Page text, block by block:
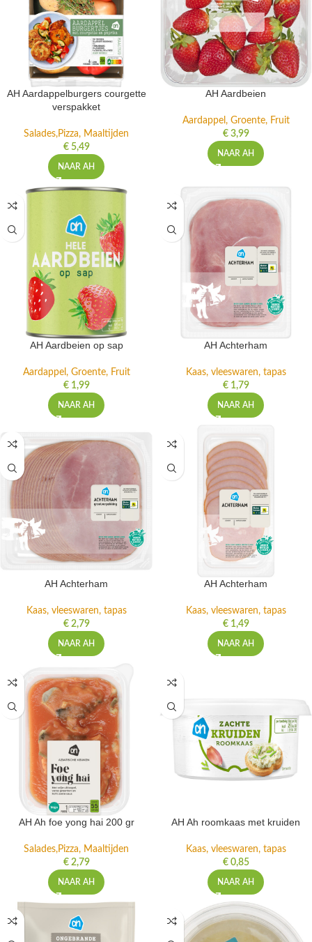
AH Aardappelburgers courgette
verspakket
Salades,Pizza, Maaltijden
€5,49
NAAR AH
AH Aardbeien
Aardappel, Groente, Fruit
€3,99
NAAR AH
AH Aardbeien op sap
Aardappel, Groente, Fruit
€1,99
NAAR AH
AH Achterham
Kaas, vleeswaren, tapas
€1,79
NAAR AH
AH Achterham
Kaas, vleeswaren, tapas
€2,79
NAAR AH
AH Achterham
Kaas, vleeswaren, tapas
€1,49
NAAR AH
AH Ah foe yong hai 200 gr
Salades,Pizza, Maaltijden
€2,79
NAAR AH
AH Ah roomkaas met kruiden
Kaas, vleeswaren, tapas
€0,85
NAAR AH